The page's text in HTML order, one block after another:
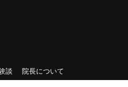
談 院長について